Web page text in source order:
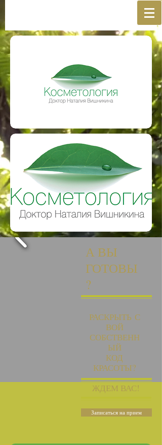
А ВЫ
ГОТОВЫ
?
РАСКРЫТЬ С
ВОЙ
СОБСТВЕНН
ЫЙ
КОД
КРАСОТЫ?
ЖДЕМ ВАС!​​
Записаться на прием